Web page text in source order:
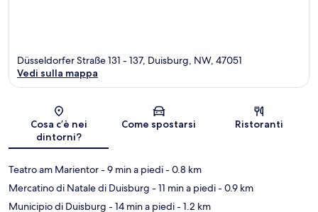
Mappa
Düsseldorfer Straße 131 - 137, Duisburg, NW, 47051
Vedi sulla mappa
Cosa c’è nei
dintorni?
Come spostarsi Ristoranti
Teatro am Marientor- 9 min a piedi- 0.8 km
Mercatino di Natale di Duisburg - 11 min a piedi- 0.9 km
Municipio di Duisburg - 14 min a piedi- 1.2 km